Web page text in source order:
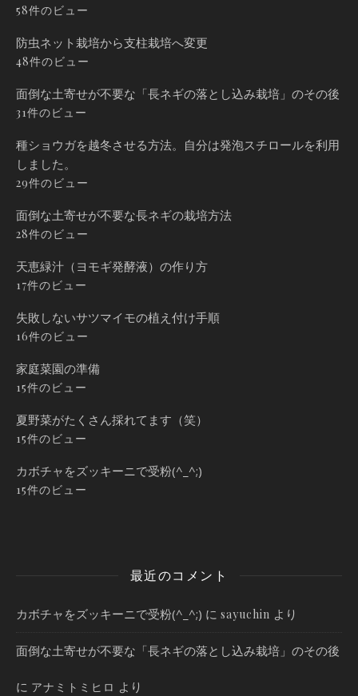
58件のビュー
防虫ネット栽培から支柱栽培へ変更
48件のビュー
面倒な土寄せが不要な「長ネギの落とし込み栽培」のその後
31件のビュー
種ショウガを越冬させる方法。自分は発泡スチロールを利用
しました。
29件のビュー
面倒な土寄せが不要な長ネギの栽培方法
28件のビュー
天恵緑汁（ヨモギ発酵液）の作り方
17件のビュー
失敗しないサツマイモの植え付け手順
16件のビュー
家庭菜園の準備
15件のビュー
夏野菜がたくさん採れてます（笑）
15件のビュー
カボチャをズッキーニで受粉(^_^;)
15件のビュー
最近のコメント
カボチャをズッキーニで受粉(^_^;) に sayuchin より
面倒な土寄せが不要な「長ネギの落とし込み栽培」のその後
に アナミトミヒロ より